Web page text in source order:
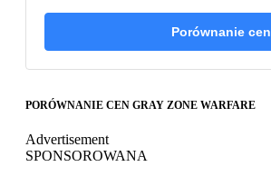
Porównanie cen
PORÓWNANIE CEN GRAY ZONE WARFARE
Advertisement
SPONSOROWANA